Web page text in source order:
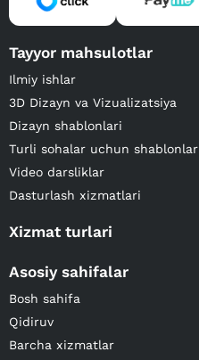
Tayyor mahsulotlar
Ilmiy ishlar
3D Dizayn va Vizualizatsiya
Dizayn shablonlari
Turli sohalar uchun shablonlar
Video darsliklar
Dasturlash xizmatlari
Xizmat turlari
Asosiy sahifalar
Bosh sahifa
Qidiruv
Barcha xizmatlar